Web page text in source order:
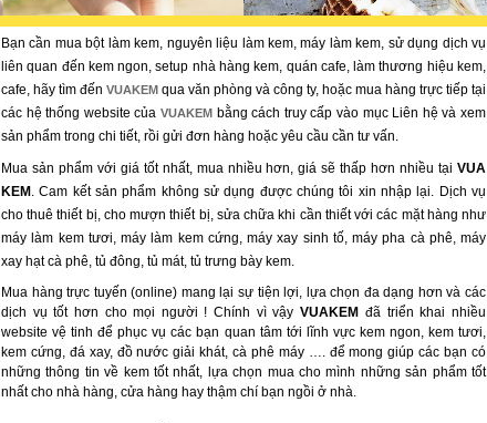
Bạn cần mua bột làm kem, nguyên liệu làm kem, máy làm kem, sử dụng dịch vụ
liên quan đến kem ngon, setup nhà hàng kem, quán cafe, làm thương hiệu kem,
cafe, hãy tìm đến VUAKEM qua văn phòng và công ty, hoặc mua hàng trực tiếp tại
các hệ thống website của VUAKEM bằng cách truy cấp vào mục Liên hệ và xem
sản phẩm trong chi tiết, rồi gửi đơn hàng hoặc yêu cầu cần tư vấn.
Mua sản phẩm với giá tốt nhất, mua nhiều hơn, giá sẽ thấp hơn nhiều tại VUA
KEM . Cam kết sản phẩm không sử dụng được chúng tôi xin nhập lại. Dịch vụ
cho thuê thiết bị, cho mượn thiết bị, sửa chữa khi cần thiết với các mặt hàng như
máy làm kem tươi, máy làm kem cứng, máy xay sinh tố, máy pha cà phê, máy
xay hạt cà phê, tủ đông, tủ mát, tủ trưng bày kem.
Mua hàng trực tuyến (online) mang lại sự tiện lợi, lựa chọn đa dạng hơn và các
dịch vụ tốt hơn cho mọi người ! Chính vì vậy VUAKEM đã triển khai nhiều
website vệ tinh để phục vụ các bạn quan tâm tới lĩnh vực kem ngon, kem tươi,
kem cứng, đá xay, đồ nước giải khát, cà phê máy …. để mong giúp các bạn có
những thông tin về kem tốt nhất, lựa chọn mua cho mình những sản phẩm tốt
nhất cho nhà hàng, cửa hàng hay thậm chí bạn ngồi ở nhà.